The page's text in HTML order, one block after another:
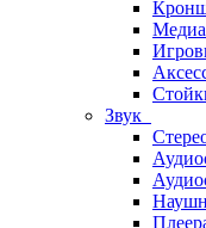
Звук